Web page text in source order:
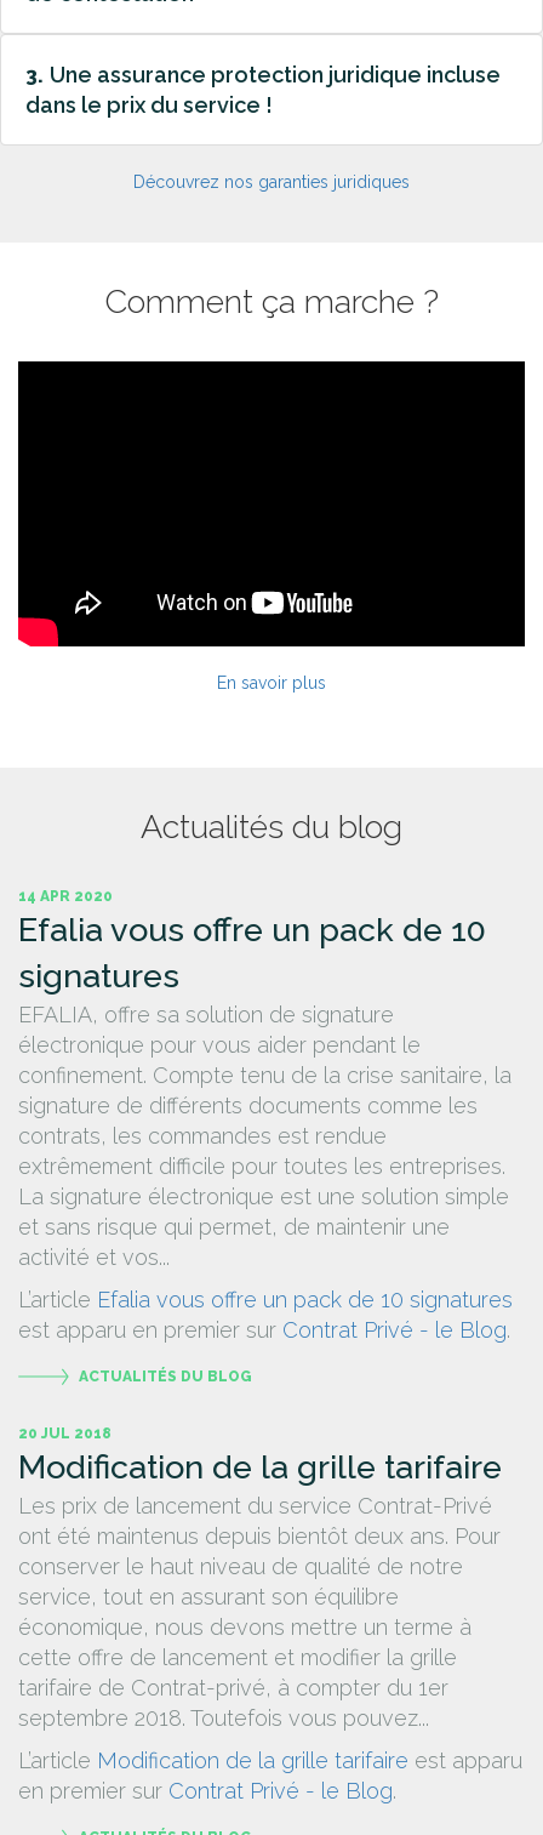
3. Une assurance protection juridique incluse
dans le prix du service !
Découvrez nos garanties juridiques
Comment ça marche ?
En savoir plus
Actualités du blog
14 APR 2020
Efalia vous offre un pack de 10
signatures
EFALIA, offre sa solution de signature
électronique pour vous aider pendant le
confinement. Compte tenu de la crise sanitaire, la
signature de différents documents comme les
contrats, les commandes est rendue
extrêmement difficile pour toutes les entreprises.
La signature électronique est une solution simple
et sans risque qui permet, de maintenir une
activité et vos...
L’article Efalia vous offre un pack de 10 signatures
est apparu en premier sur Contrat Privé - le Blog.
ACTUALITÉS DU BLOG
20 JUL 2018
Modification de la grille tarifaire
Les prix de lancement du service Contrat-Privé
ont été maintenus depuis bientôt deux ans. Pour
conserver le haut niveau de qualité de notre
service, tout en assurant son équilibre
économique, nous devons mettre un terme à
cette offre de lancement et modifier la grille
tarifaire de Contrat-privé, à compter du 1er
septembre 2018. Toutefois vous pouvez...
L’article Modification de la grille tarifaire est apparu
en premier sur Contrat Privé - le Blog.